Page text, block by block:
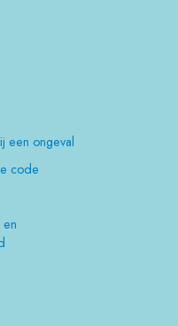
een ongeval
code